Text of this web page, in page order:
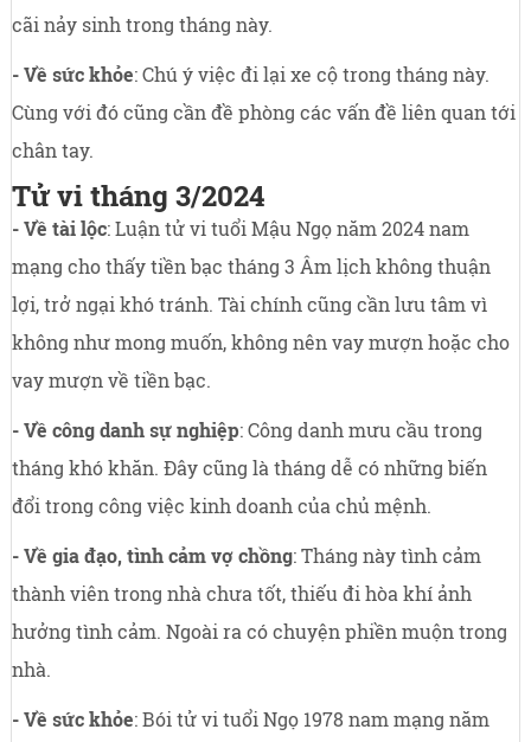
cãi nảy sinh trong tháng này.
- Về sức khỏe: Chú ý việc đi lại xe cộ trong tháng này.
Cùng với đó cũng cần đề phòng các vấn đề liên quan tới
chân tay.
Tử vi tháng 3/2024
- Về tài lộc: Luận tử vi tuổi Mậu Ngọ năm 2024 nam
mạng cho thấy tiền bạc tháng 3 Âm lịch không thuận
lợi, trở ngại khó tránh. Tài chính cũng cần lưu tâm vì
không như mong muốn, không nên vay mượn hoặc cho
vay mượn về tiền bạc.
- Về công danh sự nghiệp: Công danh mưu cầu trong
tháng khó khăn. Đây cũng là tháng dễ có những biến
đổi trong công việc kinh doanh của chủ mệnh.
- Về gia đạo, tình cảm vợ chồng: Tháng này tình cảm
thành viên trong nhà chưa tốt, thiếu đi hòa khí ảnh
hưởng tình cảm. Ngoài ra có chuyện phiền muộn trong
nhà.
- Về sức khỏe: Bói tử vi tuổi Ngọ 1978 nam mạng năm